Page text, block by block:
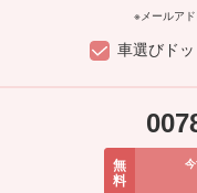
※メールアド
車選びド
無
料